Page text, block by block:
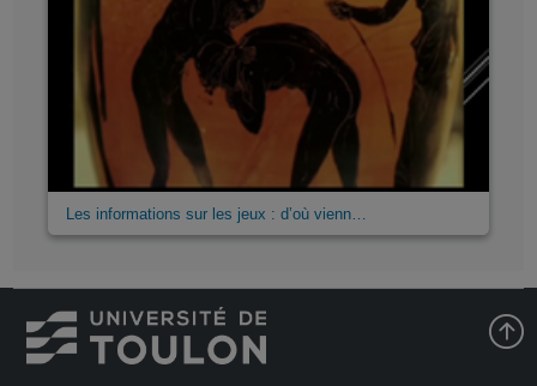
Les informations sur les jeux : d’où vienn…